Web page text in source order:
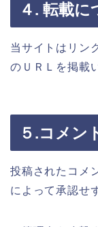
４. 転載に
当サイトはリン
のＵＲＬを掲載
５.コメン
投稿されたコメ
によって承認せ